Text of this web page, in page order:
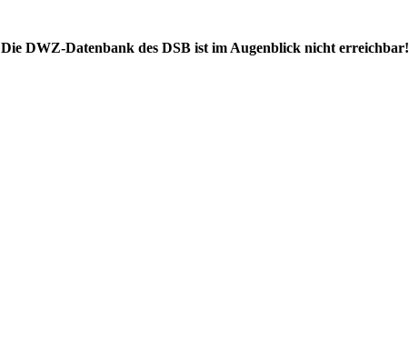
Die DWZ-Datenbank des DSB ist im Augenblick nicht erreichbar!